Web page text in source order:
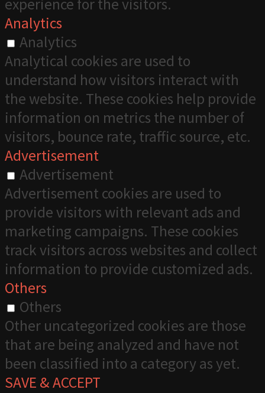
experience for the visitors.
Analytics
Analytics
Analytical cookies are used to
understand how visitors interact with
the website. These cookies help provide
information on metrics the number of
visitors, bounce rate, traffic source, etc.
Advertisement
Advertisement
Advertisement cookies are used to
provide visitors with relevant ads and
marketing campaigns. These cookies
track visitors across websites and collect
information to provide customized ads.
Others
Others
Other uncategorized cookies are those
that are being analyzed and have not
been classified into a category as yet.
SAVE & ACCEPT